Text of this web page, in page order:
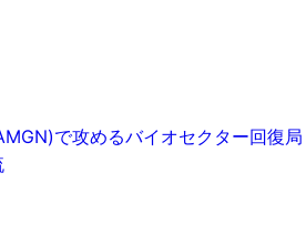
で攻めるバイオセクター回復局